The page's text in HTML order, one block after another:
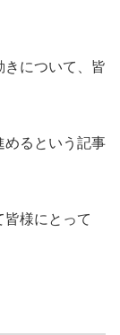
きについて、皆
めるという記事
皆様にとって